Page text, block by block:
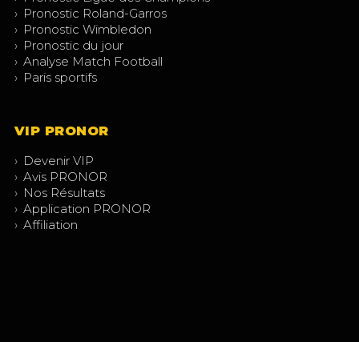
› Pronostic Roland-Garros
› Pronostic Wimbledon
› Pronostic du jour
› Analyse Match Football
› Paris sportifs
VIP PRONOR
› Devenir VIP
› Avis PRONOR
› Nos Résultats
› Application PRONOR
› Affiliation